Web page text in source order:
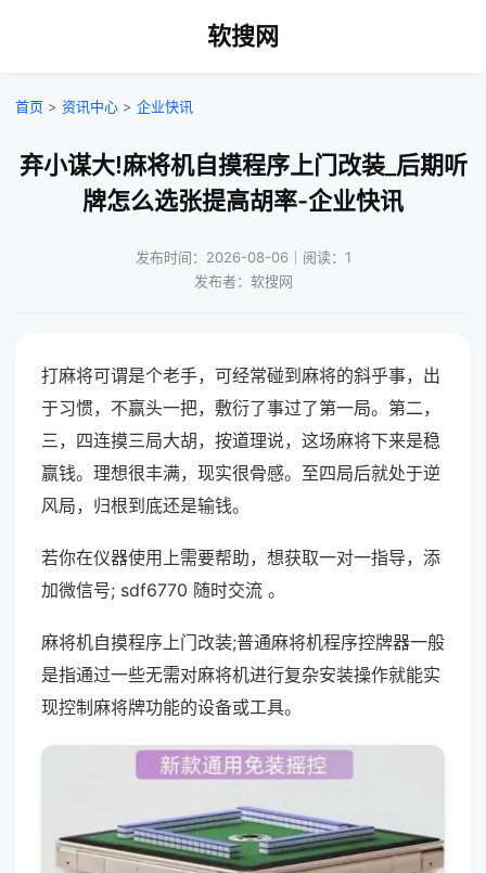
软搜网
首页 > 资讯中心 > 企业快讯
弃小谋大!麻将机自摸程序上门改装_后期听
牌怎么选张提高胡率-企业快讯
发布时间：2026-08-06｜阅读：1
发布者：软搜网
打麻将可谓是个老手，可经常碰到麻将的斜乎事，出
于习惯，不赢头一把，敷衍了事过了第一局。第二，
三，四连摸三局大胡，按道理说，这场麻将下来是稳
赢钱。理想很丰满，现实很骨感。至四局后就处于逆
风局，归根到底还是输钱。
若你在仪器使用上需要帮助，想获取一对一指导，添
加微信号; sdf6770 随时交流 。
麻将机自摸程序上门改装;普通麻将机程序控牌器一般
是指通过一些无需对麻将机进行复杂安装操作就能实
现控制麻将牌功能的设备或工具。